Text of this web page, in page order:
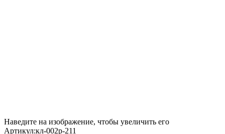
Наведите на изображение, чтобы увеличить его
Артикул:кл-002р-211